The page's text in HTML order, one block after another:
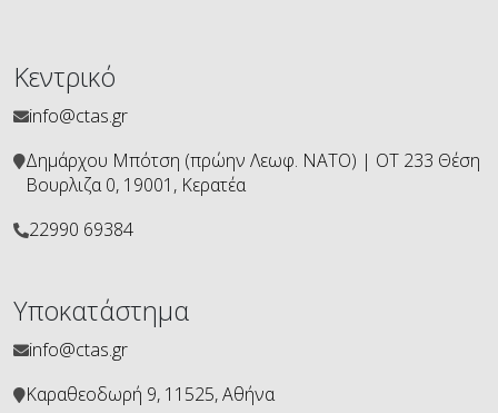
Κεντρικό
info@ctas.gr
Δημάρχου Μπότση (πρώην Λεωφ. ΝΑΤΟ) | ΟΤ 233 Θέση
Βουρλιζα 0, 19001, Κερατέα
22990 69384
Υποκατάστημα
info@ctas.gr
Καραθεοδωρή 9, 11525, Αθήνα